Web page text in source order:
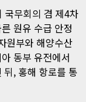
국무회의 겸 제4차
원유 수급 안정
원부와 해양수산
동부 유전에서
, 홍해 항로를 통